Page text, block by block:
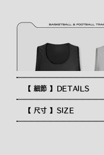
【 細節 】DETAILS
【 尺寸 】SIZE